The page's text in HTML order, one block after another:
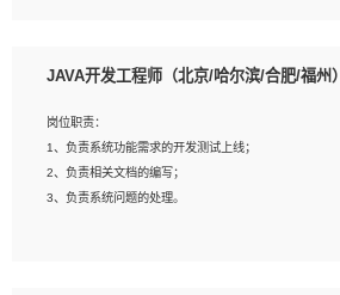
岗位要求：
2、精通linux命令。
3、熟悉oracle、mysql 数据库。
4、善于沟通，具有良好的团队合作精神和协作能力。
5、必须有实际的生产环境系统维护经验。
JAVA开发工程师（北京/哈尔滨/合肥/福州）
岗位职责：
1、负责系统功能需求的开发测试上线；
2、负责相关文档的编写；
3、负责系统问题的处理。